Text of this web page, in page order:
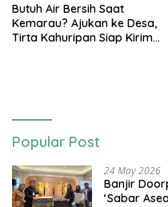
Butuh Air Bersih Saat
Kemarau? Ajukan ke Desa,
Tirta Kahuripan Siap Kirim
Popular Post
24 May 2026
Banjir
‘Sabar